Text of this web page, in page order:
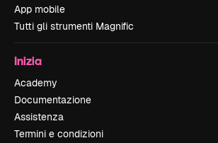
App mobile
Tutti gli strumenti Magnific
Inizia
Academy
Documentazione
Assistenza
Termini e condizioni